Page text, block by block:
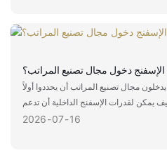
دخول مجال تصنيع المراتب؟
مجال تصنيع المراتب أن يحددوا أولاً
يمكن لقدرات الإسفنج الداخلية أن تدعم
2026 07 16